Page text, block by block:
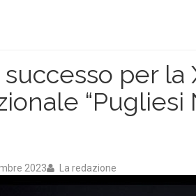
per la
“Pugliesi
2023 La redazione